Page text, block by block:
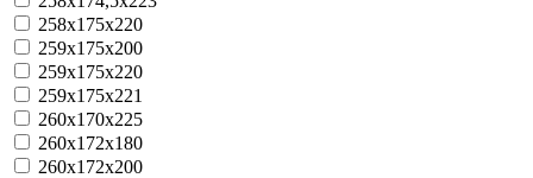
258x175x220
259x175x200
259x175x220
259x175x221
260x170x225
260x172x180
260x172x200